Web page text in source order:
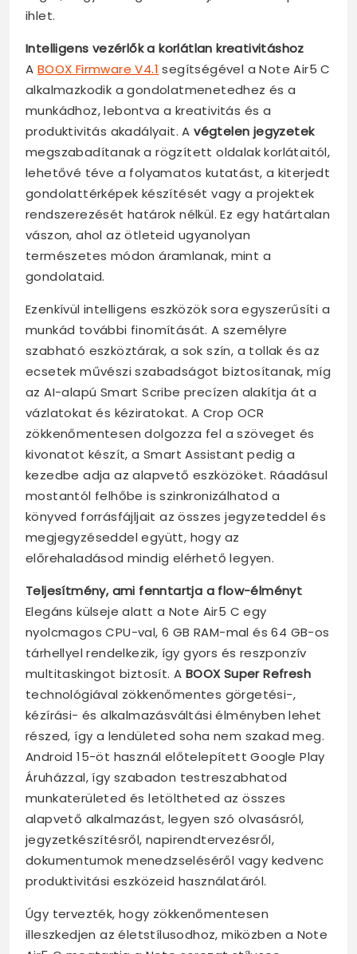
ihlet.
Intelligens vezérlők a korlátlan kreativitáshoz
A BOOX Firmware V4.1 segítségével a Note Air5 C
alkalmazkodik a gondolatmenetedhez és a
munkádhoz, lebontva a kreativitás és a
produktivitás akadályait. Avégtelen jegyzetek
megszabadítanak a rögzített oldalak korlátaitól,
lehetővé téve a folyamatos kutatást, a kiterjedt
gondolattérképek készítését vagy a projektek
rendszerezését határok nélkül. Ez egy határtalan
vászon, ahol az ötleteid ugyanolyan
természetes módon áramlanak, mint a
gondolataid.
Ezenkívül intelligens eszközök sora egyszerűsíti a
munkád további finomítását. A személyre
szabható eszköztárak, a sok szín, a tollak és az
ecsetek művészi szabadságot biztosítanak, míg
az AI-alapú Smart Scribe precízen alakítja át a
vázlatokat és kéziratokat. A Crop OCR
zökkenőmentesen dolgozza fel a szöveget és
kivonatot készít, a Smart Assistant pedig a
kezedbe adja az alapvető eszközöket. Ráadásul
mostantól felhőbe is szinkronizálhatod a
könyved forrásfájljait az összes jegyzeteddel és
megjegyzéseddel együtt, hogy az
előrehaladásod mindig elérhető legyen.
Teljesítmény, ami fenntartja a flow-élményt
Elegáns külseje alatt a Note Air5 C egy
nyolcmagos CPU-val, 6 GB RAM-mal és 64 GB-os
tárhellyel rendelkezik, így gyors és reszponzív
multitaskingot biztosít. A BOOX Super Refresh
technológiával zökkenőmentes görgetési-,
kézírási- és alkalmazásváltási élményben lehet
részed, így a lendületed soha nem szakad meg.
Android 15-öt használ előtelepített Google Play
Áruházzal, így szabadon testreszabhatod
munkaterületed és letöltheted az összes
alapvető alkalmazást, legyen szó olvasásról,
jegyzetkészítésről, napirendtervezésről,
dokumentumok menedzseléséről vagy kedvenc
produktivitási eszközeid használatáról.
Úgy tervezték, hogy zökkenőmentesen
illeszkedjen az életstílusodhoz, miközben a Note